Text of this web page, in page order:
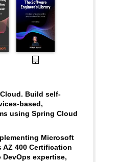
Build self-
based,
using Spring Cloud
Microsoft
AZ 400 Certification
DevOps expertise,